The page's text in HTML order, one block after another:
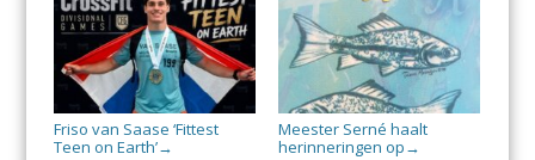
Friso van Saase ‘Fittest
Teen on Earth’→
Meester Serné haalt
herinneringen op →